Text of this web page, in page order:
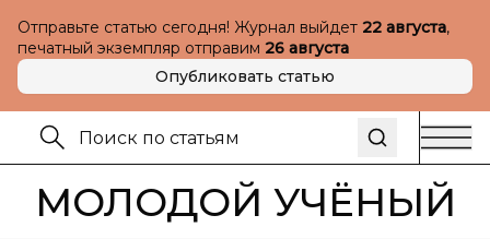
Отправьте статью сегодня! Журнал выйдет 22 августа,
печатный экземпляр отправим 26 августа
Опубликовать статью
МОЛОДОЙ УЧЁНЫЙ